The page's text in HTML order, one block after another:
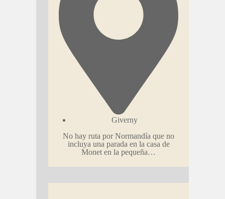
Giverny
No hay ruta por Normandía que no
incluya una parada en la casa de
Monet en la pequeña…